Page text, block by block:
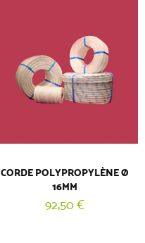
CORDE POLYPROPYLÈNE Ø
16MM
92,50 €